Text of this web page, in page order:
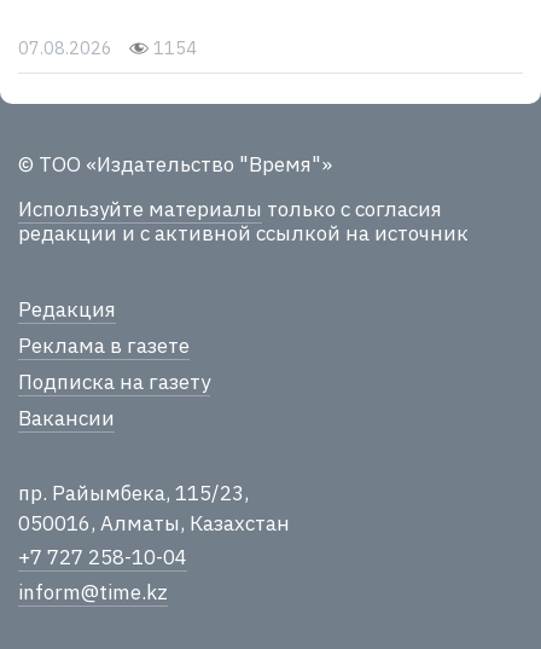
07.08.2026 1154
© ТОО «Издательство "Время"»
Используйте материалы только с согласия
редакции и с активной ссылкой на источник
Редакция
Реклама в газете
Подписка на газету
Вакансии
пр. Райымбека, 115/23,
050016, Алматы, Казахстан
+7 727 258-10-04
inform@time.kz